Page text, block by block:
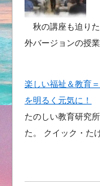
秋の講座も迫り
外バージョンの授
楽しい福祉＆教育
を明るく元気に！
たのしい教育研究
た。 クイック・た